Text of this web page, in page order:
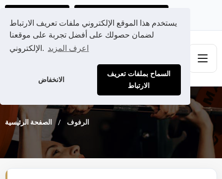
يستخدم هذا الموقع الإلكتروني ملفات تعريف الارتباط
لضمان حصولك على أفضل تجربة على موقعنا
الإلكتروني. اعرف المزيد
الانخفاض
السماح بملفات تعريف
الارتباط
الصفحة الرئيسية الرفوف